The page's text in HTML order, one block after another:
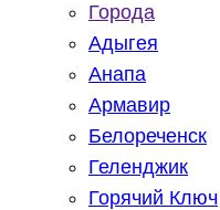
Города
Адыгея
Анапа
Армавир
Белореченск
Геленджик
Горячий Ключ